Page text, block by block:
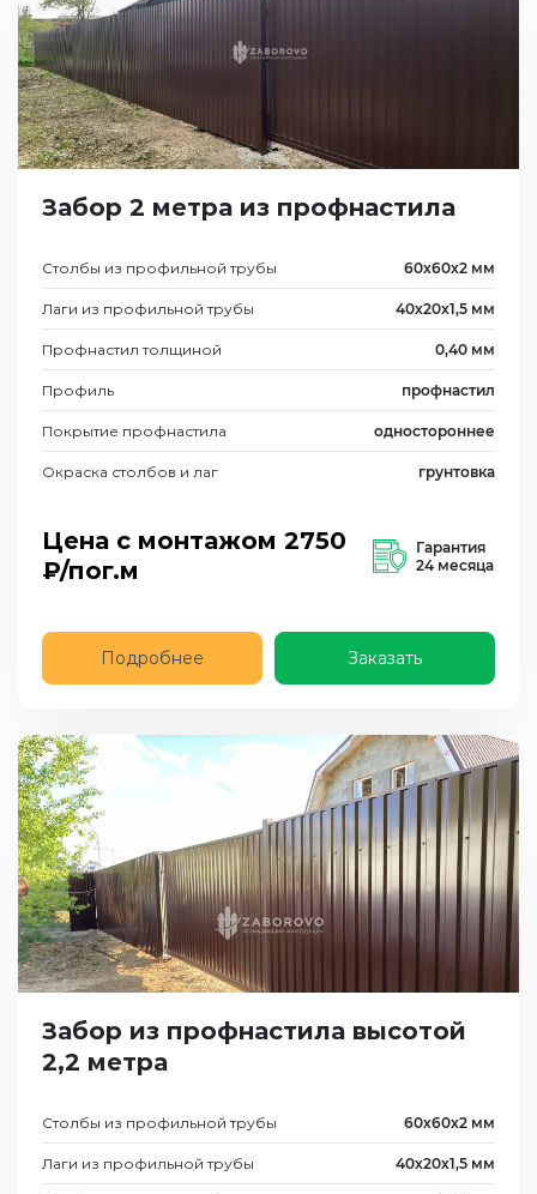
Забор 2 метра из профнастила
Столбы из профильной трубы 60х60х2 мм
Лаги из профильной трубы 40х20х1,5 мм
Профнастил толщиной 0,40 мм
Профиль профнастил
Покрытие профнастила одностороннее
Окраска столбов и лаг грунтовка
Цена с монтажом 2750
₽/пог.м
Гарантия
24 месяца
Подробнее Заказать
Забор из профнастила высотой
2,2 метра
Столбы из профильной трубы 60х60х2 мм
Лаги из профильной трубы 40х20х1,5 мм